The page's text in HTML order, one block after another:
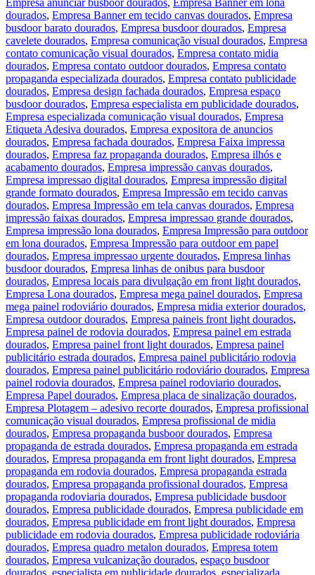
dourados, Empresa Banner em tecido canvas dourados, Empresa
busdoor barato dourados, Empresa busdoor dourados, Empresa
cavelete dourados, Empresa comunicação visual dourados, Empresa
contato comunicação visual dourados, Empresa contato midia
dourados, Empresa contato outdoor dourados, Empresa contato
propaganda especializada dourados, Empresa contato publicidade
dourados, Empresa design fachada dourados, Empresa espaço
busdoor dourados, Empresa especialista em publicidade dourados,
Empresa especializada comunicação visual dourados, Empresa
Etiqueta Adesiva dourados, Empresa expositora de anuncios
dourados, Empresa fachada dourados, Empresa Faixa impressa
dourados, Empresa faz propaganda dourados, Empresa ilhós e
acabamento dourados, Empresa impressão canvas dourados,
Empresa impressao digital dourados, Empresa impressão digital
grande formato dourados, Empresa Impressão em tecido canvas
dourados, Empresa Impressão em tela canvas dourados, Empresa
impressão faixas dourados, Empresa impressao grande dourados,
Empresa impressão lona dourados, Empresa Impressão para outdoor
em lona dourados, Empresa Impressão para outdoor em papel
dourados, Empresa impressao urgente dourados, Empresa linhas
busdoor dourados, Empresa linhas de onibus para busdoor
dourados, Empresa locais para divulgação em front light dourados,
Empresa Lona dourados, Empresa mega painel dourados, Empresa
mega painel rodoviário dourados, Empresa midia exterior dourados,
Empresa outdoor dourados, Empresa paineis front light dourados,
Empresa painel de rodovia dourados, Empresa painel em estrada
dourados, Empresa painel front light dourados, Empresa painel
publicitário estrada dourados, Empresa painel publicitário rodovia
dourados, Empresa painel publicitário rodoviário dourados, Empresa
painel rodovia dourados, Empresa painel rodoviario dourados,
Empresa Papel dourados, Empresa placa de sinalização dourados,
Empresa Plotagem – adesivo recorte dourados, Empresa profissional
comunicação visual dourados, Empresa profissional de midia
dourados, Empresa propaganda busboor dourados, Empresa
propaganda de estrada dourados, Empresa propaganda em estrada
dourados, Empresa propaganda em front light dourados, Empresa
propaganda em rodovia dourados, Empresa propaganda estrada
dourados, Empresa propaganda profissional dourados, Empresa
propaganda rodoviaria dourados, Empresa publicidade busdoor
dourados, Empresa publicidade dourados, Empresa publicidade em
dourados, Empresa publicidade em front light dourados, Empresa
publicidade em rodovia dourados, Empresa publicidade rodoviária
dourados, Empresa quadro metalon dourados, Empresa totem
dourados, Empresa vulcanização dourados, espaço busdoor
dourados, especialista em publicidade dourados, especializada